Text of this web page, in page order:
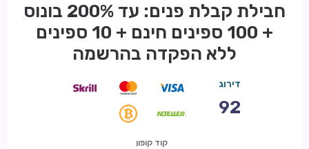
חבילת קבלת פנים: עד 200% בונוס
+ 100 ספינים חינם + 10 ספינים
ללא הפקדה בהרשמה
דירוג
92
קוד קופון